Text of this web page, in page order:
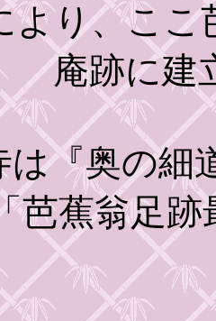
より、ここ
庵跡に建
『奥の細
芭蕉翁足